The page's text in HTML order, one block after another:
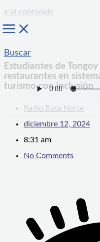
Ir al contenido
Buscar
Estudiantes de
restaurantes en
turismo con inclusión
Radio Ruta Norte
diciembre 12, 2024
8:31 am
No Comments